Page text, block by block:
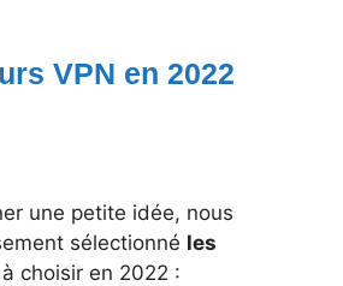
VPN en 2022
une petite idée, nous
sélectionné les
à choisir en 2022 :